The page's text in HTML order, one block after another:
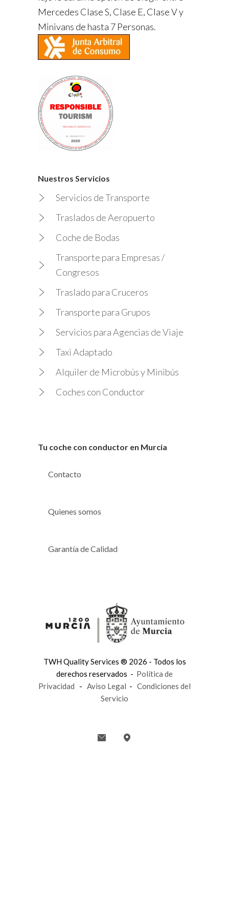
Mercedes Clase S, Clase E, Clase V y
Minivans de hasta 7 Personas.
Nuestros Servicios
Servicios de Transporte
Traslados de Aeropuerto
Coche de Bodas
Transporte para Empresas /
Congresos
Traslado para Cruceros
Transporte para Grupos
Servicios para Agencias de Viaje
Taxi Adaptado
Alquiler de Microbús y Minibús
Coches con Conductor
Tu coche con conductor en Murcia
Contacto
Quienes somos
Garantía de Calidad
TWH Quality Services ® 2026 - Todos los
derechos reservados - Política de
Privacidad - Aviso Legal - Condiciones del
Servicio